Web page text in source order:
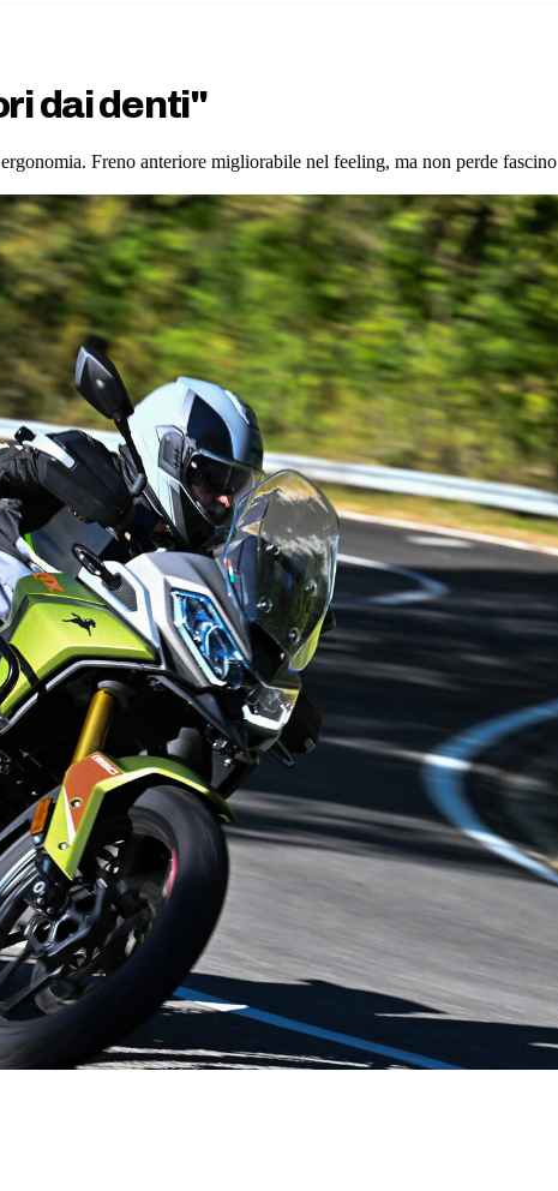
dai denti"
Freno anteriore migliorabile nel feeling, ma non perde fascino